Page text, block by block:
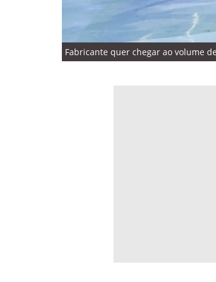
Fabricante quer chegar ao volume